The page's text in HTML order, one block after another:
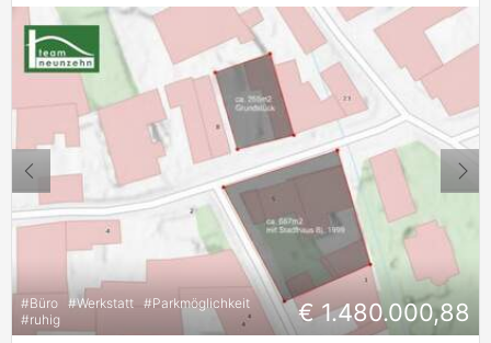
#Büro #Werkstatt #Parkmöglichkeit
#ruhig € 1.480.000,88